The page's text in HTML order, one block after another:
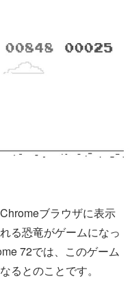
ブラウザに表示
る恐竜がゲームになっ
72では、このゲーム
るとのことです。